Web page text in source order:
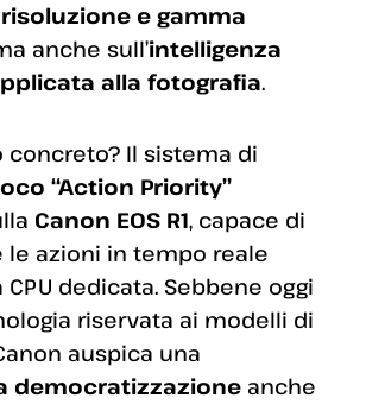
e gamma
anche sull’intelligenza
alla fotografia.
concreto? Il sistema di
“Action Priority”
Canon EOS R1, capace di
le azioni in tempo reale
CPU dedicata. Sebbene oggi
riservata ai modelli di
auspica una
democratizzazione anche